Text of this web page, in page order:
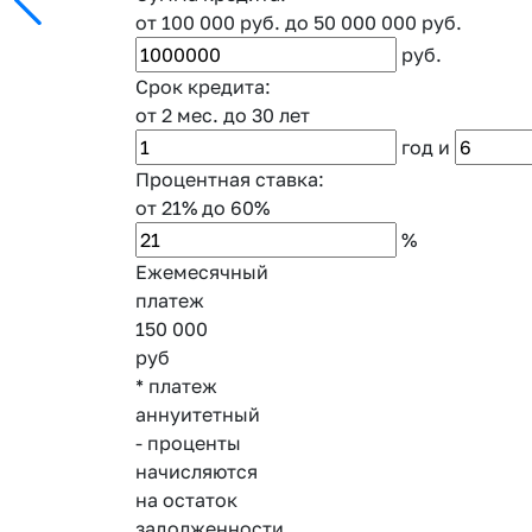
от 100 000 руб. до 50 000 000 руб.
руб.
Срок кредита:
от 2 мес. до 30 лет
год и
Процентная ставка:
от 21% до 60%
%
Ежемесячный
платеж
150 000
руб
* платеж
аннуитетный
- проценты
начисляются
на остаток